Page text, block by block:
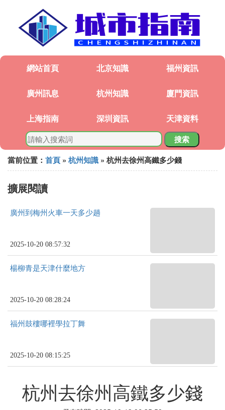
網站首頁 北京知識 福州資訊
廣州訊息 杭州知識 廈門資訊
上海指南 深圳資訊 天津資料
搜索
當前位置： 首頁 » 杭州知識 » 杭州去徐州高鐵多少錢
擴展閱讀
廣州到梅州火車一天多少趟
2025-10-20 08:57:32
楊柳青是天津什麼地方
2025-10-20 08:28:24
福州鼓樓哪裡學拉丁舞
2025-10-20 08:15:25
杭州去徐州高鐵多少錢